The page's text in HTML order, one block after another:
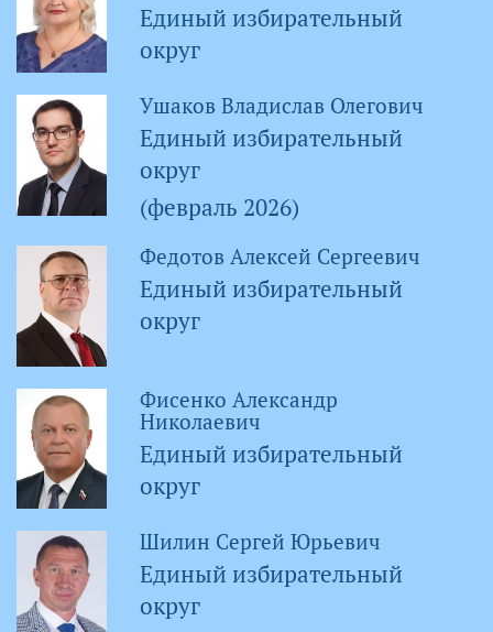
Единый избирательный
округ
Ушаков Владислав Олегович
Единый избирательный
округ
(февраль 2026)
Федотов Алексей Сергеевич
Единый избирательный
округ
Фисенко Александр
Николаевич
Единый избирательный
округ
Шилин Сергей Юрьевич
Единый избирательный
округ